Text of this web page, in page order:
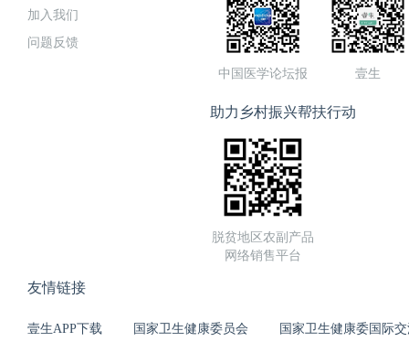
加入我们
问题反馈
中国医学论坛报 壹生
助力乡村振兴帮扶行动
脱贫地区农副产品
网络销售平台
友情链接
壹生APP下载 国家卫生健康委员会 国家卫生健康委国际